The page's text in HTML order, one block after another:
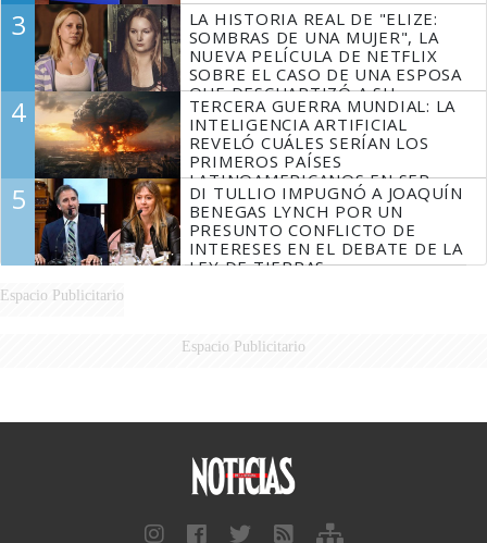
3
LA HISTORIA REAL DE "ELIZE:
SOMBRAS DE UNA MUJER", LA
NUEVA PELÍCULA DE NETFLIX
SOBRE EL CASO DE UNA ESPOSA
QUE DESCUARTIZÓ A SU
MARIDO
4
TERCERA GUERRA MUNDIAL: LA
INTELIGENCIA ARTIFICIAL
REVELÓ CUÁLES SERÍAN LOS
PRIMEROS PAÍSES
LATINOAMERICANOS EN SER
DERROTADOS
5
DI TULLIO IMPUGNÓ A JOAQUÍN
BENEGAS LYNCH POR UN
PRESUNTO CONFLICTO DE
INTERESES EN EL DEBATE DE LA
LEY DE TIERRAS
Espacio Publicitario
Espacio Publicitario